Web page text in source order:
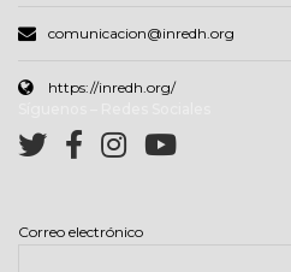
comunicacion@inredh.org
https://inredh.org/
Correo electrónico